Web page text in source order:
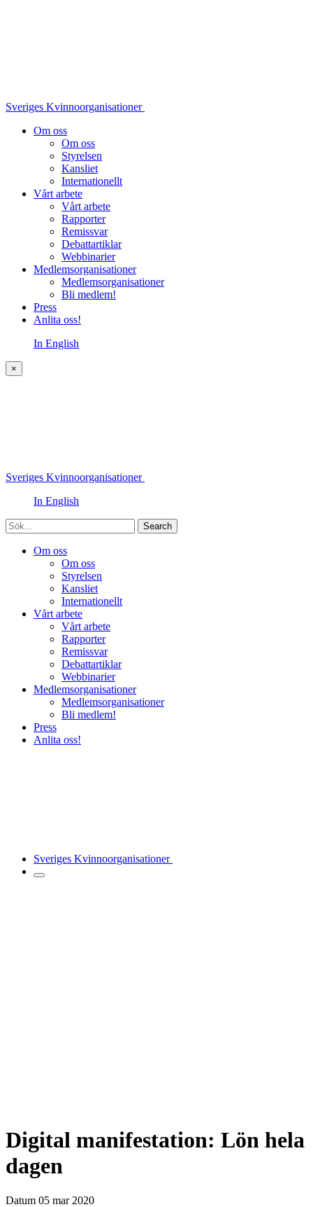
Sveriges Kvinnoorganisationer
Om oss
Om oss
Styrelsen
Kansliet
Internationellt
Vårt arbete
Vårt arbete
Rapporter
Remissvar
Debattartiklar
Webbinarier
Medlemsorganisationer
Medlemsorganisationer
Bli medlem!
Press
Anlita oss!
In English
×
Sveriges Kvinnoorganisationer
In English
Sök
Om oss
Om oss
Styrelsen
Kansliet
Internationellt
Vårt arbete
Vårt arbete
Rapporter
Remissvar
Debattartiklar
Webbinarier
Medlemsorganisationer
Medlemsorganisationer
Bli medlem!
Press
Anlita oss!
Sveriges Kvinnoorganisationer
Digital manifestation: Lön hela
dagen
Datum 05 mar 2020